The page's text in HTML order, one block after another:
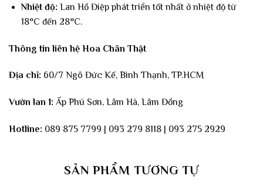
Nhiệt độ: Lan Hồ Điệp phát triển tốt nhất ở nhiệt độ từ
18°C đến 28°C.
Thông tin liên hệ Hoa Chân Thật
Địa chỉ: 60/7 Ngô Đức Kế, Bình Thạnh, TP.HCM
Vườn lan 1: Ấp Phú Sơn, Lâm Hà, Lâm Đồng
Hotline: 089 875 7799 | 093 279 8118 | 093 275 2929
SẢN PHẨM TƯƠNG TỰ